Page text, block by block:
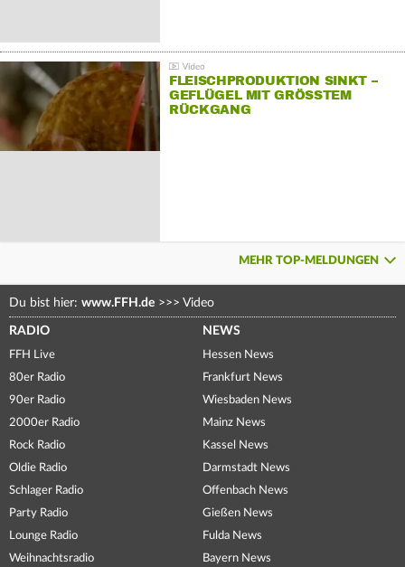
FLEISCHPRODUKTION SINKT –
GEFLÜGEL MIT GRÖSSTEM R
ÜCKGANG
MEHR TOP-MELDUNGEN
Du bist hier: www.FFH.de >>> Video
RADIO
FFH Live
80er Radio
90er Radio
2000er Radio
Rock Radio
Oldie Radio
Schlager Radio
Party Radio
Lounge Radio
Weihnachtsradio
NEWS
Hessen News
Frankfurt News
Wiesbaden News
Mainz News
Kassel News
Darmstadt News
Offenbach News
Gießen News
Fulda News
Bayern News